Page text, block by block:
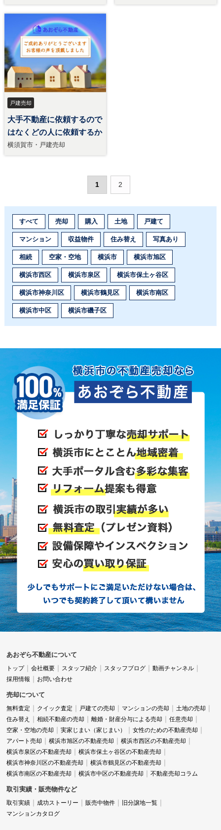
戸建売却
大手不動産に依頼するので
はなくどの人に依頼するか
横須賀市・戸建売却
1 2
すべて 売却 購入 土地 戸建て
マンション 収益物件 住み替え 写真あり
相続 空家・空地 横浜市 横浜市旭区
横浜市西区 横浜市泉区 横浜市保土ヶ谷区
横浜市神奈川区 横浜市鶴見区 横浜市南区
横浜市中区 横浜市磯子区
あおぞら不動産について
トップ 会社概要 スタッフ紹介 スタッフブログ
動画チャンネル
採用情報
お問い合わせ
売却について
無料査定 クイック査定 戸建ての売却 マンションの売却
土地の売却
住み替え
相続不動産の売却 離婚・財産分与による売却
任意売却
空家・空地の売却
実家じまい（家じまい）
女性のための不動産売却
アパート売却
横浜市旭区の不動産売却
横浜市西区の不動産売却
横浜市泉区の不動産売却
横浜市保土ヶ谷区の不動産売却
横浜市神奈川区の不動産売却
横浜市鶴見区の不動産売却
横浜市南区の不動産売却
横浜市中区の不動産売却 不動産売却コラム
取引実績・販売物件など
取引実績 成功ストーリー 販売中物件
旧分譲地一覧
マンションカタログ